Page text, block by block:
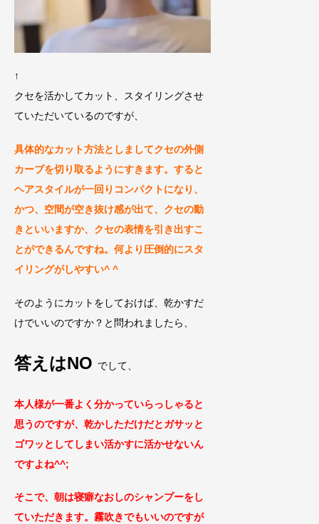
↑
クセを活かしてカット、スタイリングさせ
ていただいているのですが、
具体的なカット方法としましてクセの外側
カーブを切り取るようにすきます。すると
ヘアスタイルが一回りコンパクトになり、
かつ、空間が空き抜け感が出て、クセの動
き といいますか、クセの表情を引き出すこ
とができるんですね。何より圧倒的にスタ
イリングがしやすい^ ^
そのようにカットをしておけば、乾かすだ
けでいいのですか？と問われましたら、
答えはNO でして、
本人様が一番よく分かっていらっしゃると
思うのですが、乾かしただけだとガサッと
ゴワッとしてしまい活かすに活かせないん
ですよね^^;
そこで、朝は寝癖なおしのシャンプーをし
ていただきます。霧吹きでもいいのですが